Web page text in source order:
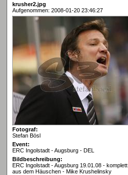
krusher2.jpg
Aufgenommen: 2008-01-20 23:46:27
Fotograf:
Stefan Bösl
Event:
ERC Ingolstadt - Augsburg - DEL
Bildbeschreibung:
ERC Ingolstadt - Augsburg 19.01.08 - komplett
aus dem Häuschen - Mike Krushelinsky